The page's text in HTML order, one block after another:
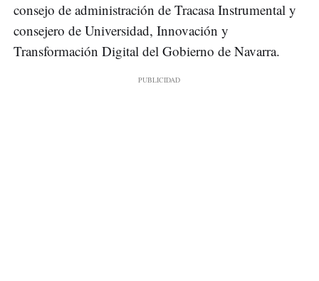
consejo de administración de Tracasa Instrumental y
consejero de Universidad, Innovación y
Transformación Digital del Gobierno de Navarra.